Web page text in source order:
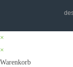
×
×
Warenkorb